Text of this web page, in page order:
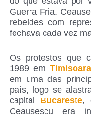
Guerra Fria.
rebeldes com
fechava cada vez
Os protestos que
1989 emTimisoara
em uma das
país, logo se
capital Bucareste,
Ceausescu era